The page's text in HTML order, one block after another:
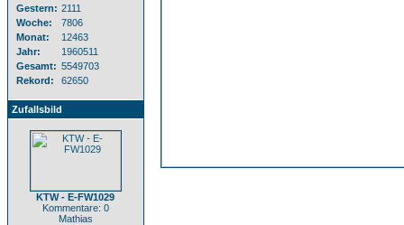
Gestern: 2111
Woche:
7806
Monat:
12463
Jahr:
1960511
Gesamt: 5549703
Rekord:
62650
Zufallsbild
KTW - E-FW1029
Kommentare: 0
Mathias